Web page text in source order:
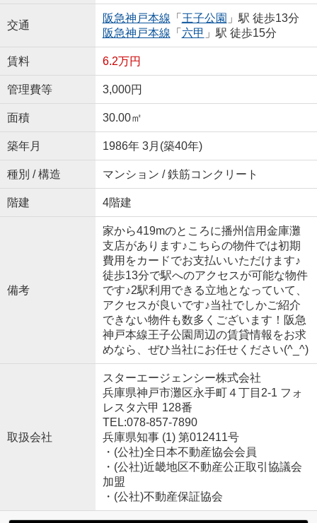
交通
阪急神戸本線 「 王子公園 」駅 徒歩13分
阪急神戸本線 「 六甲 」駅 徒歩15分
賃料 6.2万円
管理費等 3,000円
面積 30.00㎡
築年月 1986年 3月(築40年)
種別 / 構造 マンション / 鉄筋コンクリート
階建 4階建
備考
家から419mのところに播州信用金庫灘
支店があります♪こちらの物件では初期
費用をカードでお支払いいただけます♪
徒歩13分で駅へのアクセスが可能な物件
です♪2駅利用できる立地となっていて、
アクセスが良いです♪当社でしかご紹介
できない物件も数多くございます！阪急
神戸本線王子公園周辺の賃貸情報をお求
めなら、ぜひ当社にお任せください(^_^)
取扱会社
スターエージェンシー株式会社
兵庫県神戸市灘区永手町４丁目2-1 フォ
レスタ六甲 128番
TEL:078-857-7890
兵庫県知事 (1) 第012411号
・(公社)全日本不動産協会会員
・(公社)近畿地区不動産公正取引協議会
加盟
・(公社)不動産保証協会